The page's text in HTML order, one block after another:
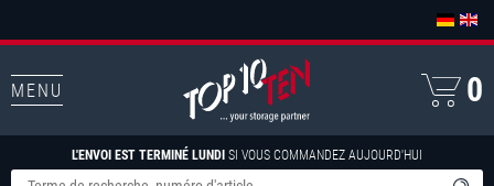
MENU
L'ENVOI EST TERMINÉ LUNDI SI VOUS COMMANDEZ AUJOURD'HUI
0